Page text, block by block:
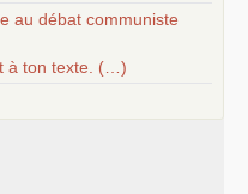
au débat communiste
à ton texte. (…)